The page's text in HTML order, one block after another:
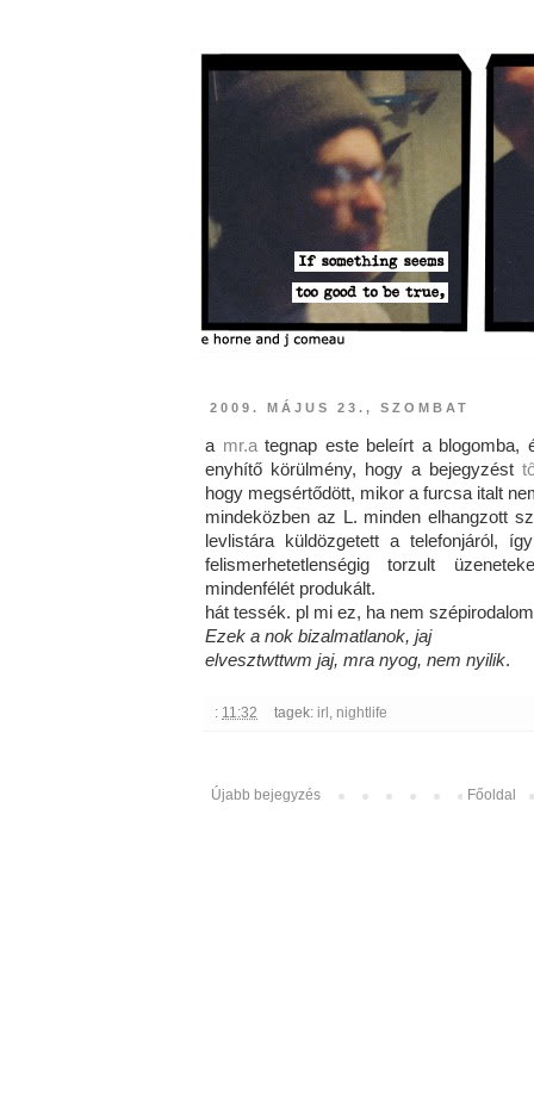
2009. MÁJUS 23., SZOMBAT
a mr.ategnap este beleírt a blogomba,
enyhítő körülmény, hogy a bejegyzést
hogy megsértődött, mikor a furcsa italt
mindeközben az L. minden elhangzott
levlistára küldözgetett a telefonjáról,
felismerhetetlenségig torzult
mindenfélét produkált.
hát tessék. pl mi ez, ha nem
Ezek a nok bizalmatlanok, jaj
elvesztwttwm jaj, mra nyog, nem nyilik.
: 11:32 tagek: irl , nightlife
Újabb bejegyzés Főoldal